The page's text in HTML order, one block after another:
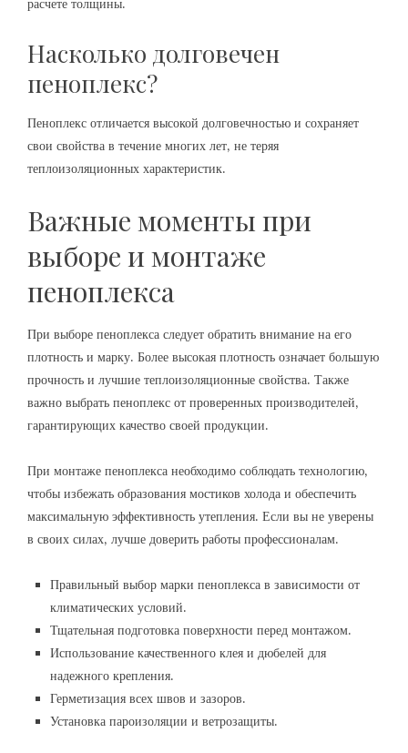
расчете толщины.
Насколько долговечен
пеноплекс?
Пеноплекс отличается высокой долговечностью и сохраняет
свои свойства в течение многих лет‚ не теряя
теплоизоляционных характеристик.
Важные моменты при
выборе и монтаже
пеноплекса
При выборе пеноплекса следует обратить внимание на его
плотность и марку. Более высокая плотность означает большую
прочность и лучшие теплоизоляционные свойства. Также
важно выбрать пеноплекс от проверенных производителей‚
гарантирующих качество своей продукции.
При монтаже пеноплекса необходимо соблюдать технологию‚
чтобы избежать образования мостиков холода и обеспечить
максимальную эффективность утепления. Если вы не уверены
в своих силах‚ лучше доверить работы профессионалам.
Правильный выбор марки пеноплекса в зависимости от
климатических условий.
Тщательная подготовка поверхности перед монтажом.
Использование качественного клея и дюбелей для
надежного крепления.
Герметизация всех швов и зазоров.
Установка пароизоляции и ветрозащиты.